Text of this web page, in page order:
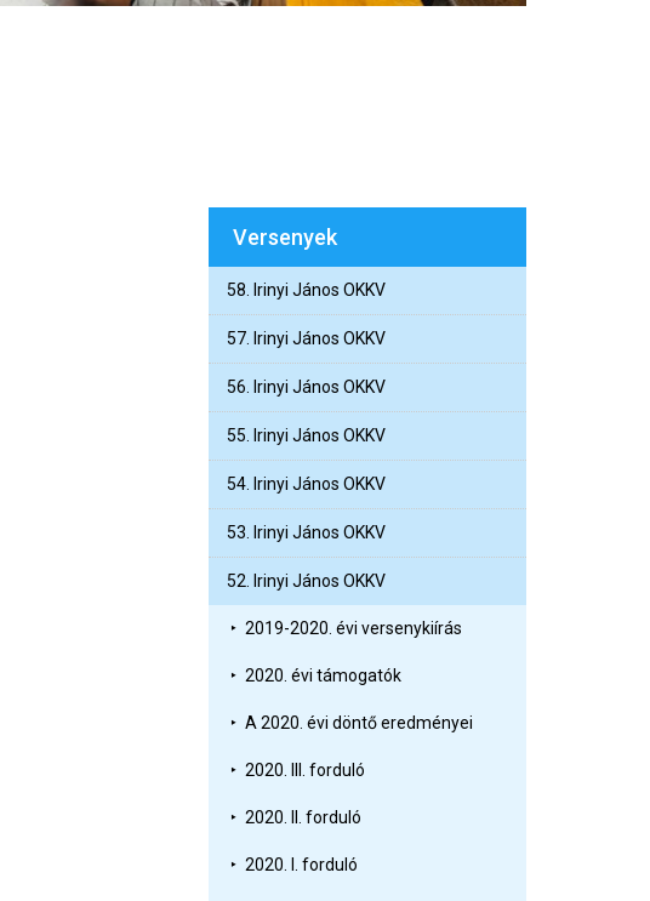
Versenyek
58. Irinyi János OKKV
57. Irinyi János OKKV
56. Irinyi János OKKV
55. Irinyi János OKKV
54. Irinyi János OKKV
53. Irinyi János OKKV
52. Irinyi János OKKV
2019-2020. évi versenykiírás
2020. évi támogatók
A 2020. évi döntő eredményei
2020. III. forduló
2020. II. forduló
2020. I. forduló